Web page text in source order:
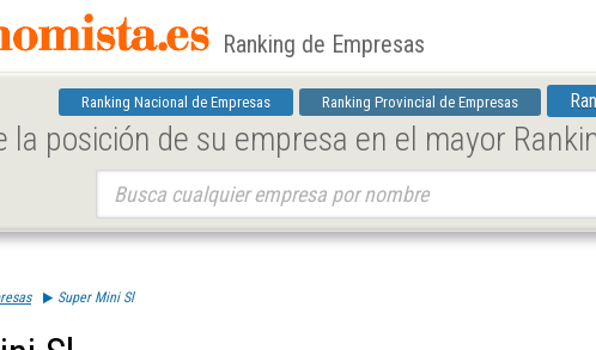
Ranking de Empresas
Ranking Nacional de Empresas Ranking Provincial de Empresas
la posición de su empresa en el mayor
Super Mini Sl